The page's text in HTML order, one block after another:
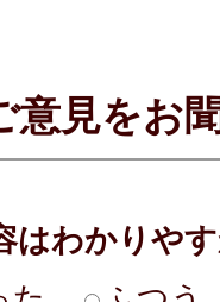
意見をお
はわかりや